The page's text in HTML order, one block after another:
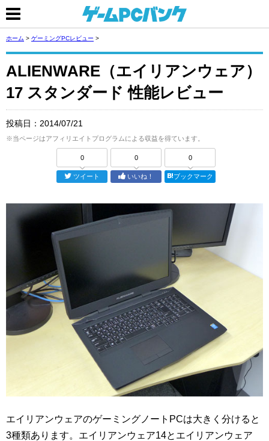
ホーム > ゲーミングPCレビュー >
ALIENWARE（エイリアンウェア）
17 スタンダード 性能レビュー
投稿日： 2014/07/21
※当ページはアフィリエイトプログラムによる収益を得ています。
0
ツイート
0
いいね！
0
ブックマーク
エイリアンウェアのゲーミングノートPCは大きく分けると
3種類あります。エイリアンウェア14とエイリアンウェア